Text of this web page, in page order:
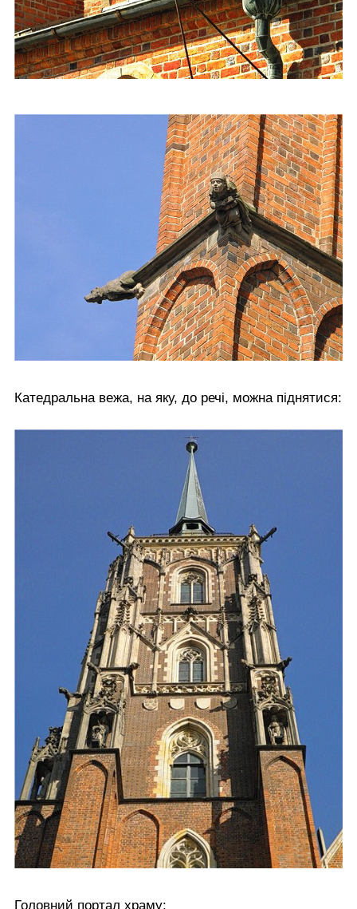
Катедральна вежа, на яку, до речі, можна піднятися:
Головний портал храму: